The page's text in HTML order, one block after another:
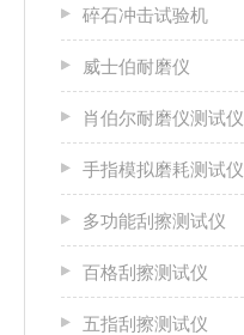
碎石冲击试验机
威士伯耐磨仪
肖伯尔耐磨仪测试仪
手指模拟磨耗测试仪
多功能刮擦测试仪
百格刮擦测试仪
五指刮擦测试仪